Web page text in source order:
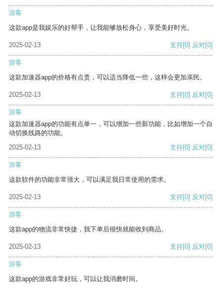
游客
这款app是我娱乐的好帮手，让我能够放松身心，享受美好时光。
2025-02-13 支持[0] 反对[0]
游客
这款加速器app的价格有点贵，可以适当降低一些，这样会更加亲民。
2025-02-13 支持[0] 反对[0]
游客
这款加速器app的功能有点单一，可以增加一些新功能，比如增加一个自
动切换线路的功能。
2025-02-13
支持[0] 反对[0]
游客
这款软件的功能非常强大，可以满足我日常使用的需求。
2025-02-13 支持[0] 反对[0]
游客
这款app的物流非常快捷，我下单后很快就能收到商品。
2025-02-13 支持[0] 反对[0]
游客
这款app的游戏非常好玩，可以让我消磨时间。